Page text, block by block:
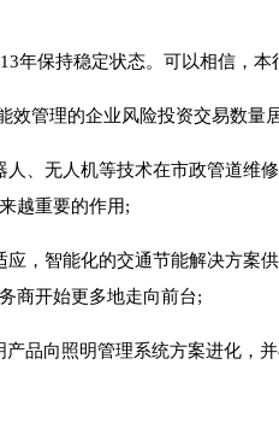
年保持稳定状态。可以相信，
效管理的企业风险投资交易数量
人、无人机等技术在市政管道维
越重要的作用;
应，智能化的交通节能解决方案
商开始更多地走向前台;
产品向照明管理系统方案进化